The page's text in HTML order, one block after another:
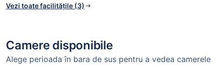
Vezi toate facilitățile (3)
Camere disponibile
Alege perioada în bara de sus pentru a vedea camerele